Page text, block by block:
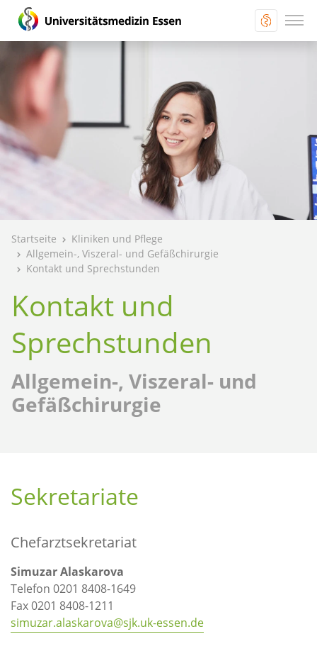
Startseite
Kliniken und Pflege
Allgemein-, Viszeral- und Gefäßchirurgie
Kontakt und Sprechstunden
Kontakt und
Sprechstunden
Allgemein-, Viszeral- und
Gefäßchirurgie
Sekretariate
Chefarztsekretariat
Simuzar Alaskarova
Telefon 0201 8408-1649
Fax 0201 8408-1211
simuzar.alaskarova@sjk.uk-essen.de